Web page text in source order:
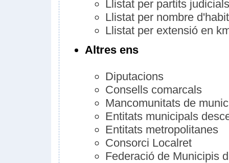
Llistat per partits judicials
Llistat per nombre
Llistat per extensió en
Altres ens
Diputacions
Consells comarcals
Mancomunitats de
Entitats municipals
Entitats metropolitanes
Consorci Localret
Federació de Municipis